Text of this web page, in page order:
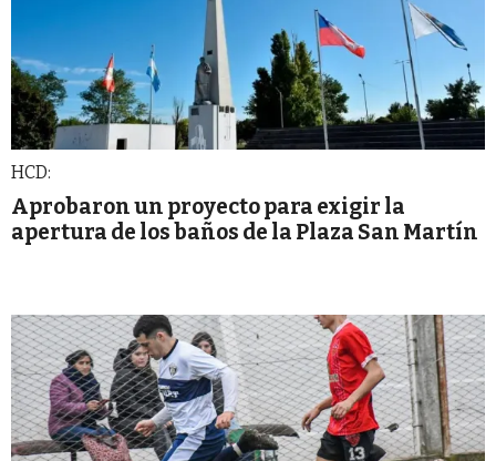
HCD:
Aprobaron un proyecto para exigir la
apertura de los baños de la Plaza San Martín